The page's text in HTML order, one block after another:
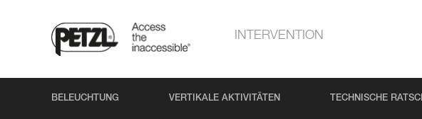
INTERVENTION
BELEUCHTUNG VERTIKALE AKTIVITÄTEN TECHNISCHE